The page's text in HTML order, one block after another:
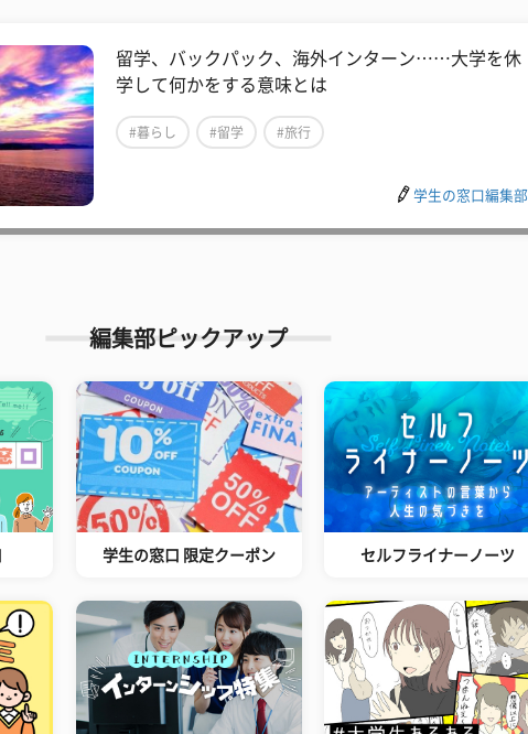
留学、バックパック、海外インターン……大学を休
学して何かをする意味とは
#暮らし #留学 #旅行
学生の窓口編集部
編集部ピックアップ
学生の窓口 限定クーポン セルフライナーノーツ